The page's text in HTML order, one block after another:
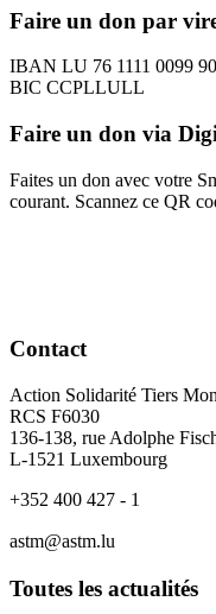
Faire un don par
IBAN LU 76 1111 0099
BIC CCPLLULL
Faire un don via
Faites un don avec votre
courant. Scannez ce QR
Contact
Action Solidarité Tiers
RCS F6030
136-138, rue Adolphe
L-1521 Luxembourg
+352 400 427 - 1
astm@astm.lu
Toutes les actualités